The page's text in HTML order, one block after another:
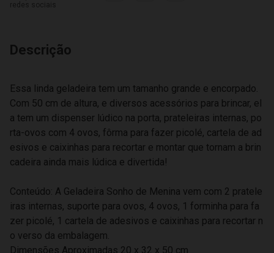
Descrição
Essa linda geladeira tem um tamanho grande e encorpado.
Com 50 cm de altura, e diversos acessórios para brincar, el
a tem um dispenser lúdico na porta, prateleiras internas, po
rta-ovos com 4 ovos, fôrma para fazer picolé, cartela de ad
esivos e caixinhas para recortar e montar que tornam a brin
cadeira ainda mais lúdica e divertida!
Conteúdo: A Geladeira Sonho de Menina vem com 2 pratele
iras internas, suporte para ovos, 4 ovos, 1 forminha para fa
zer picolé, 1 cartela de adesivos e caixinhas para recortar n
o verso da embalagem.
Dimensões Aproximadas 20 x 32 x 50 cm